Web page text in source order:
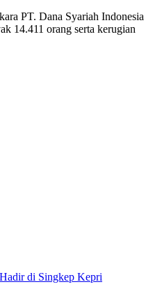
PT. Dana Syariah Indonesia
14.411 orang serta kerugian
di Singkep Kepri